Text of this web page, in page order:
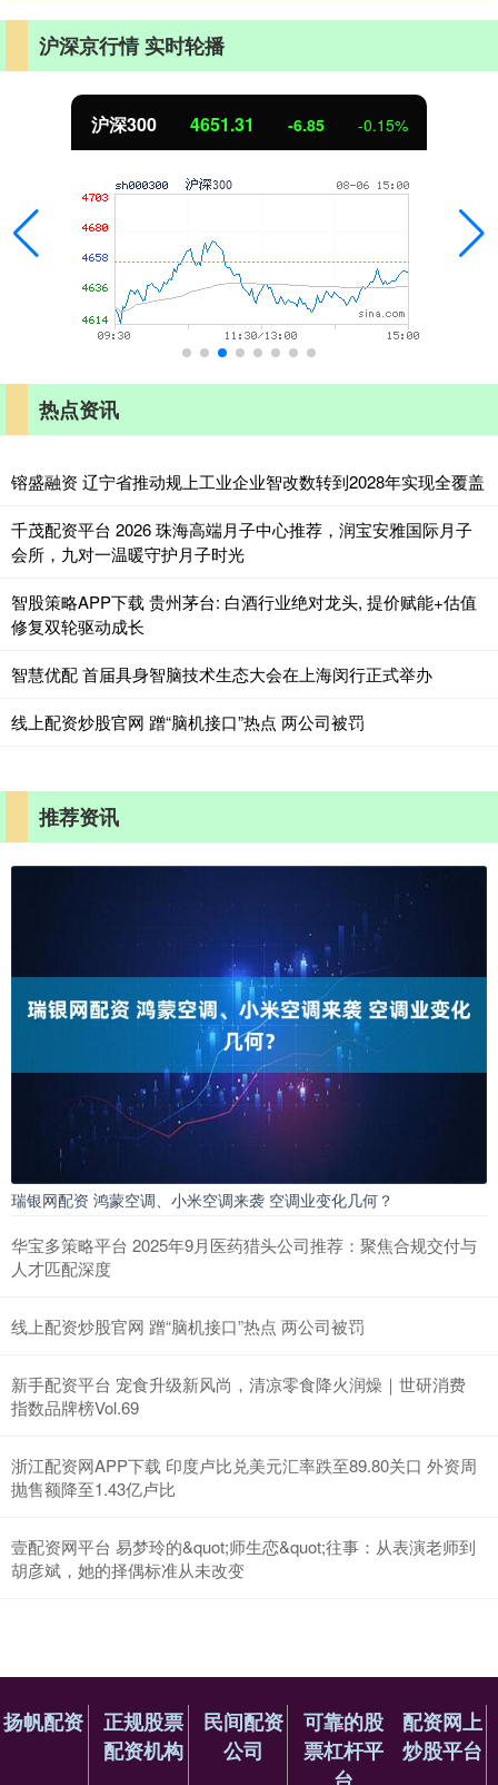
沪深京行情 实时轮播
沪深300 4651.31 -6.85 -0.15%
热点资讯
镕盛融资 辽宁省推动规上工业企业智改数转到2028年实现全覆盖
千茂配资平台 2026 珠海高端月子中心推荐，润宝安雅国际月子
会所，九对一温暖守护月子时光
智股策略APP下载 贵州茅台: 白酒行业绝对龙头, 提价赋能+估值
修复双轮驱动成长
智慧优配 首届具身智脑技术生态大会在上海闵行正式举办
线上配资炒股官网 蹭“脑机接口”热点 两公司被罚
推荐资讯
瑞银网配资 鸿蒙空调、小米空调来袭 空调业变化几何？
华宝多策略平台 2025年9月医药猎头公司推荐：聚焦合规交付与
人才匹配深度
线上配资炒股官网 蹭“脑机接口”热点 两公司被罚
新手配资平台 宠食升级新风尚，清凉零食降火润燥｜世研消费
指数品牌榜Vol.69
浙江配资网APP下载 印度卢比兑美元汇率跌至89.80关口 外资周
抛售额降至1.43亿卢比
壹配资网平台 易梦玲的&quot;师生恋&quot;往事：从表演老师到
胡彦斌，她的择偶标准从未改变
扬帆配资
正规股票
配资机构
民间配资
公司
可靠的股
票杠杆平
台
配资网上
炒股平台